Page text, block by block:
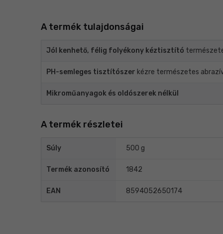
A termék tulajdonságai
Jól kenhető, félig folyékony kéztisztító
PH-semleges tisztítószer kézre természetes
Mikroműanyagok és oldószerek nélkül
A termék részletei
Súly 500 g
Termék azonosító 1842
EAN 8594052650174